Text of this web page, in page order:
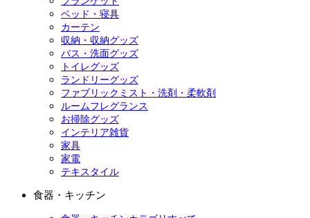
ベッド・寝具
カーテン
収納・収納グッズ
バス・洗面グッズ
トイレグッズ
ランドリーグッズ
ファブリックミスト・洗剤・柔軟剤
ルームフレグランス
お掃除グッズ
インテリア雑貨
家具
家電
テキスタイル
食器・キッチン